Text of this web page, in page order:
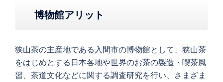
博物館アリット
狭山茶の主産地である入間市の博物館として、狭山茶
をはじめとする日本各地や世界のお茶の製造・喫茶風
習、茶道文化などに関する調査研究を行い、さまざま